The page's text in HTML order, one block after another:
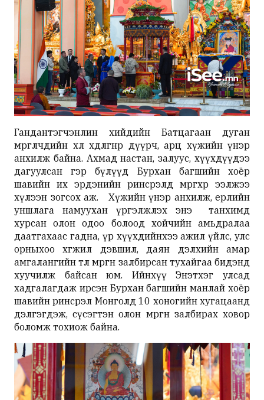
Гандантэгчэнлин хийдийн Батцагаан дуган
мөргөлчдийн хөл хөдөлгөөнөөр дүүрч, арц хүжийн үнэр
анхилж байна. Ахмад настан, залуус, хүүхдүүдээ
дагуулсан гэр бүлүүд Бурхан багшийн хоёр
шавийн их эрдэнийн ринсрэлд мөргөхөөр ээлжээ
хүлээн зогсох аж. Хүжийн үнэр анхилж, ерөөлийн
уншлага намуухан үргэлжлэх энэ танхимд
хурсан олон одоо болоод хойчийн амьдралаа
даатгахаас гадна, үр хүүхдийнхээ ажил үйлс, улс
орныхоо хөгжил дэвшил, даян дэлхийн амар
амгалангийн төлөө мөргөн залбирсан тухайгаа бидэнд
хуучилж байсан юм. Ийнхүү Энэтхэг улсад
хадгалагдаж ирсэн Бурхан багшийн манлай хоёр
шавийн ринсрэл Монголд 10 хоногийн хугацаанд
дэлгэгдэж, сүсэгтэн олон мөргөн залбирах ховор
боломж тохиож байна.